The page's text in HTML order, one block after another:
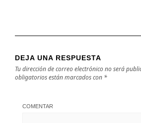
DEJA UNA RESPUESTA
Tu dirección de correo electrónico no será
obligatorios están marcados con *
COMENTAR